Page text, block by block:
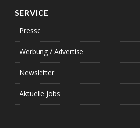
SERVICE
Presse
Werbung / Advertise
Newsletter
Aktuelle Jobs